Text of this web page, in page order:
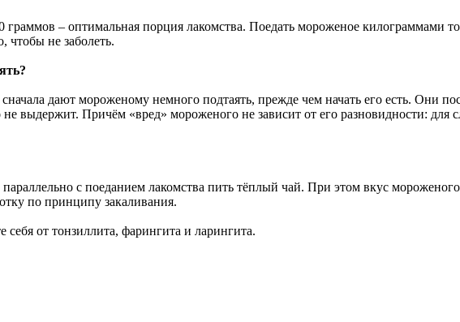
– оптимальная порция лакомства. Поедать мороженое килограммами
чтобы не заболеть.
дают мороженому немного подтаять, прежде чем начать его есть. Они
не выдержит. Причём «вред» мороженого не зависит от его разновидности:
с поеданием лакомства пить тёплый чай. При этом вкус
по принципу закаливания.
от тонзиллита, фарингита и ларингита.